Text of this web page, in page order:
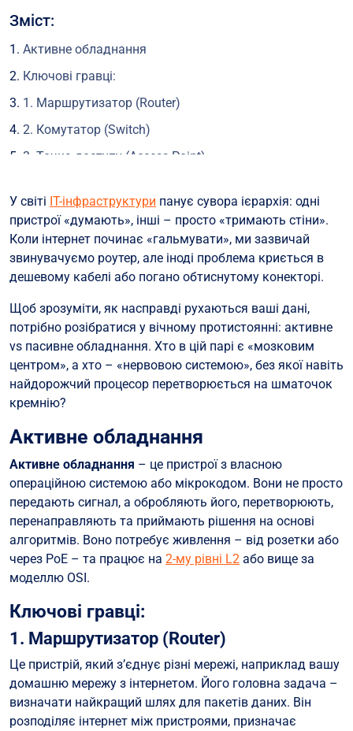
Зміст:
Активне обладнання
Ключові гравці:
1. Маршрутизатор (Router)
2. Комутатор (Switch)
3. Точка доступу (Access Point)
Комбіновані пристрої (2-в-1)
Як вони працюють разом?
Пасивне обладнання
Темне волокно: потенціал, що чекає на «світло»
Чому це важливо?
Хто ж «запалює» волокно?
Хто ж насправді «рулить»?
У світі IT-інфраструктури панує сувора ієрархія: одні
пристрої «думають», інші – просто «тримають стіни».
Коли інтернет починає «гальмувати», ми зазвичай
звинувачуємо роутер, але іноді проблема криється в
дешевому кабелі або погано обтиснутому конекторі.
Щоб зрозуміти, як насправді рухаються ваші дані,
потрібно розібратися у вічному протистоянні: активне
vs пасивне обладнання. Хто в цій парі є «мозковим
центром», а хто – «нервовою системою», без якої навіть
найдорожчий процесор перетворюється на шматочок
кремнію?
Активне обладнання
Активне обладнання – це пристрої з власною
операційною системою або мікрокодом. Вони не просто
передають сигнал, а обробляють його, перетворюють,
перенаправляють та приймають рішення на основі
алгоритмів. Воно потребує живлення – від розетки або
через PoE – та працює на 2-му рівні L2 або вище за
моделлю OSI.
Ключові гравці:
1. Маршрутизатор (Router)
Це пристрій, який з’єднує різні мережі, наприклад вашу
домашню мережу з інтернетом. Його головна задача –
визначати найкращий шлях для пакетів даних. Він
розподіляє інтернет між пристроями, призначає